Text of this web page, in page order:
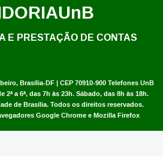
Brasília-DF | CEP 70910-900 Telefones UnB
a 6ª, das 7h às 23h. Sábado, das 8h às 18h.
de Brasília. Todos os direitos reservados.
Google Chrome e Mozilla Firefox
UnB
E PRESTAÇÃO DE CONTAS